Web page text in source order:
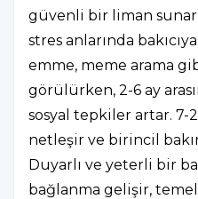
güvenli bir liman
stres anlarında
emme, meme arama
görülürken, 2-6 ay
sosyal tepkiler artar. 7-
netleşir ve birincil
Duyarlı ve yeterli bir
bağlanma gelişir,